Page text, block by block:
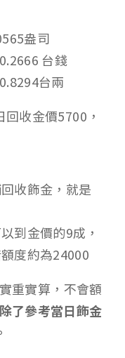
盎司
台錢
台兩
收金價5700，
收飾金，就是
到金價的9成，
度約為24000
重實算，不會額
了參考當日飾金